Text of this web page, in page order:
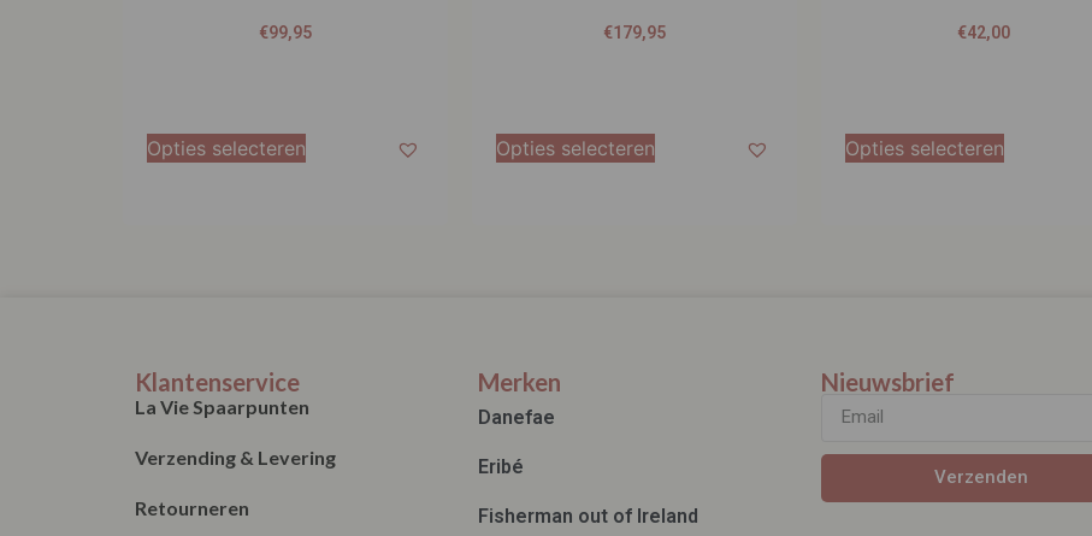
€99,95
Opties selecteren
€179,95
Opties selecteren
€42,00
Opties selecteren
Klantenservice
La Vie Spaarpunten
Verzending & Levering
Retourneren
Merken
Danefae
Eribé
Fisherman out of Ireland
Nieuwsbrief
Verzenden